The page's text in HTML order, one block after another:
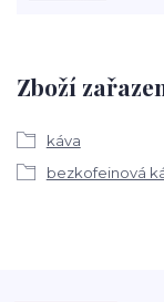
Zboží
káva
bezkofeinová